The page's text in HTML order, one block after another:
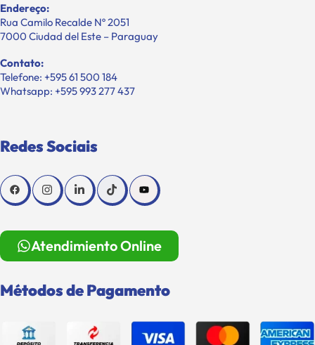
Endereço:
Rua Camilo Recalde Nº 2051
7000 Ciudad del Este – Paraguay
Contato:
Telefone: +595 61 500 184
Whatsapp: +595 993 277 437
Redes Sociais
Atendimiento Online
Métodos de Pagamento